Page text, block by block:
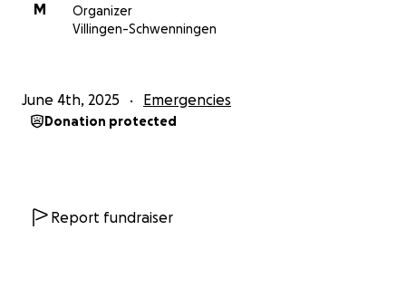
M
Organizer
Villingen-Schwenningen
June 4th, 2025 Emergencies
Donation protected
Report fundraiser